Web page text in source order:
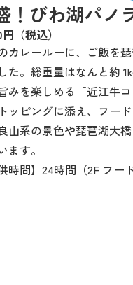
！びわ湖パノ
（税込）
カレールーに、ご飯を
た。総重量はなんと約
みを楽しめる「近江牛
ッピングに添え、フー
山系の景色や琵琶湖大
ます。
時間】24時間（2F フー